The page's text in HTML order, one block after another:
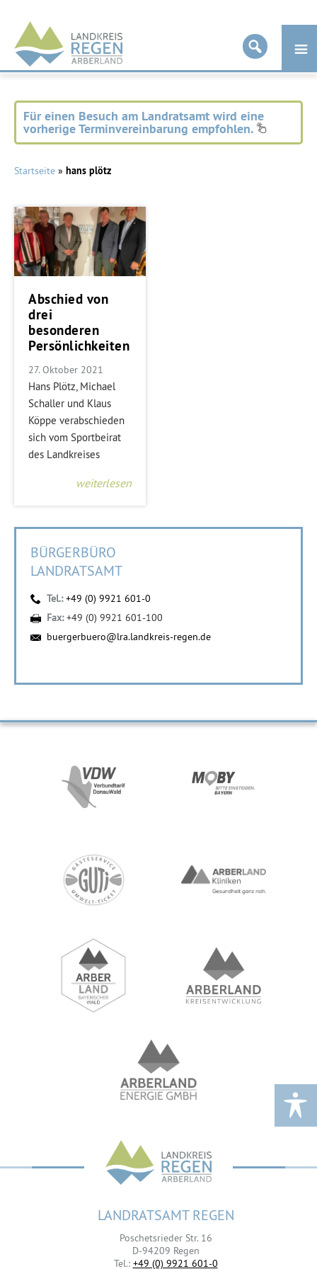
Landkreis
Regen
Für einen Besuch am Landratsamt wird eine
vorherige Terminvereinbarung empfohlen.
Startseite » hans plötz
Abschied von
drei
besonderen
Persönlichkeiten
27. Oktober 2021
Hans Plötz, Michael
Schaller und Klaus
Köppe verabschieden
sich vom Sportbeirat
des Landkreises
weiterlesen
BÜRGERBÜRO
LANDRATSAMT
Tel.:+49 (0) 9921 601-0
Fax:+49 (0) 9921 601-100
buergerbuero@lra.landkreis-regen.de
LANDRATSAMT REGEN
Poschetsrieder Str. 16
D-94209 Regen
Tel.: +49 (0) 9921 601-0